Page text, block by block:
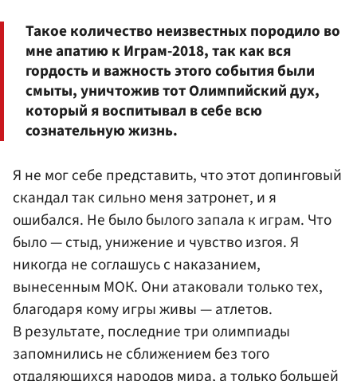
Такое количество неизвестных породило во
мне апатию к Играм-2018, так как вся
гордость и важность этого события были
смыты, уничтожив тот Олимпийский дух,
который я воспитывал в себе всю
сознательную жизнь.
Я не мог себе представить, что этот допинговый
скандал так сильно меня затронет, и я
ошибался. Не было былого запала к играм. Что
было — стыд, унижение и чувство изгоя. Я
никогда не соглашусь с наказанием,
вынесенным МОК. Они атаковали только тех,
благодаря кому игры живы — атлетов.
В результате, последние три олимпиады
запомнились не сближением без того
отдаляющихся народов мира, а только большей